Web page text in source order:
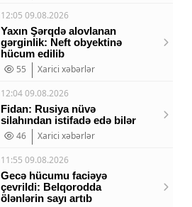
12:05 09.08.2026
Yaxın Şərqdə alovlanan
gərginlik: Neft obyektinə
hücum edilib
55
Xarici xəbərlər
12:04 09.08.2026
Fidan: Rusiya nüvə
silahından istifadə edə bilər
46
Xarici xəbərlər
11:55 09.08.2026
Gecə hücumu faciəyə
çevrildi: Belqorodda
ölənlərin sayı artıb